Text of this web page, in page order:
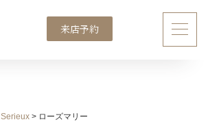
来店予約
Serieux> ローズマリー